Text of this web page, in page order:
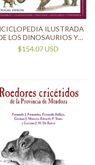
ILUSTRADA
LOS DINOSAURIOS Y
OTROS ANIMALES
PREHISTÓRICOS
$154.07 USD